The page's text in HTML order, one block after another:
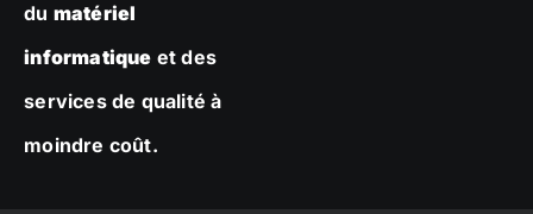
du matériel
informatique et des
services de qualité à
moindre coût.